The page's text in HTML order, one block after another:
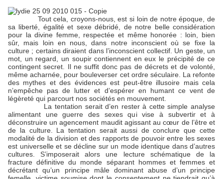
Tout cela, croyons-nous, est si loin de notre époque, de
sa liberté, égalité et sexe débridé, de notre belle considération
pour la divine femme, respectée et même honorée : loin, bien
sûr, mais loin en nous, dans notre inconscient où se fixe la
culture ; certains diraient dans l’inconscient collectif. Un geste, un
mot, un regard, un soupir contiennent en eux le précipité de ce
contingent secret. Il ne suffit donc pas de décrets et de volonté,
même acharnée, pour bouleverser cet ordre séculaire. La refonte
des mythes et des évidences est peut-être illusoire mais cela
n’empêche pas de lutter et d’espérer en humant ce vent de
légèreté qui parcourt nos sociétés en mouvement.
La tentation serait d’en rester à cette simple analyse
alimentant une guerre des sexes qui vise à subvertir et à
déconstruire un agencement maudit agissant au cœur de l’être et
de la culture. La tentation serait aussi de conclure que cette
modalité de la division et des rapports de pouvoir entre les sexes
est universelle et se décline sur un mode identique dans d’autres
cultures. S’imposerait alors une lecture schématique de la
fracture définitive du monde séparant hommes et femmes et
décrétant qu’un principe mâle dominant abuse d’un principe